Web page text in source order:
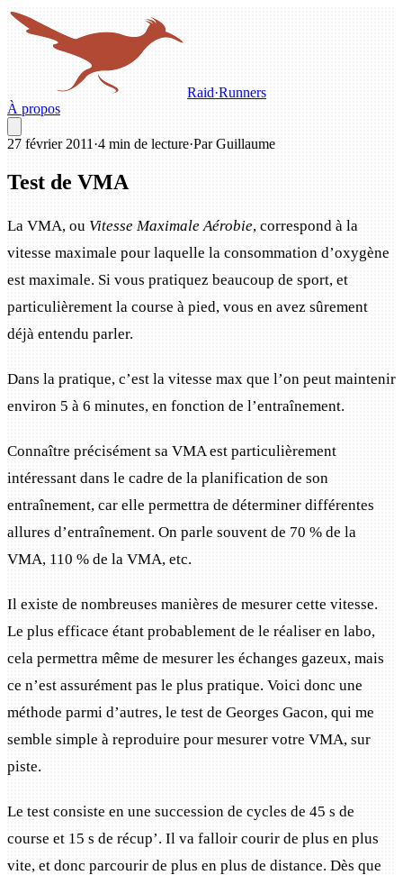
Raid·Runners
À propos
27 février 2011 ·4 min de lecture·Par Guillaume
Test de VMA
La VMA, ou Vitesse Maximale Aérobie, correspond à la
vitesse maximale pour laquelle la consommation d’oxygène
est maximale. Si vous pratiquez beaucoup de sport, et
particulièrement la course à pied, vous en avez sûrement
déjà entendu parler.
Dans la pratique, c’est la vitesse max que l’on peut maintenir
environ 5 à 6 minutes, en fonction de l’entraînement.
Connaître précisément sa VMA est particulièrement
intéressant dans le cadre de la planification de son
entraînement, car elle permettra de déterminer différentes
allures d’entraînement. On parle souvent de 70 % de la
VMA, 110 % de la VMA, etc.
Il existe de nombreuses manières de mesurer cette vitesse.
Le plus efficace étant probablement de le réaliser en labo,
cela permettra même de mesurer les échanges gazeux, mais
ce n’est assurément pas le plus pratique. Voici donc une
méthode parmi d’autres, le test de Georges Gacon, qui me
semble simple à reproduire pour mesurer votre VMA, sur
piste.
Le test consiste en une succession de cycles de 45 s de
course et 15 s de récup’. Il va falloir courir de plus en plus
vite, et donc parcourir de plus en plus de distance. Dès que